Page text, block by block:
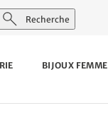
Recherche
BIJOUX FEMME